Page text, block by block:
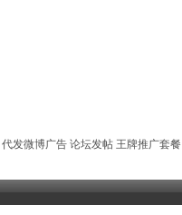
代发微博广告 论坛发帖 王牌推广套餐